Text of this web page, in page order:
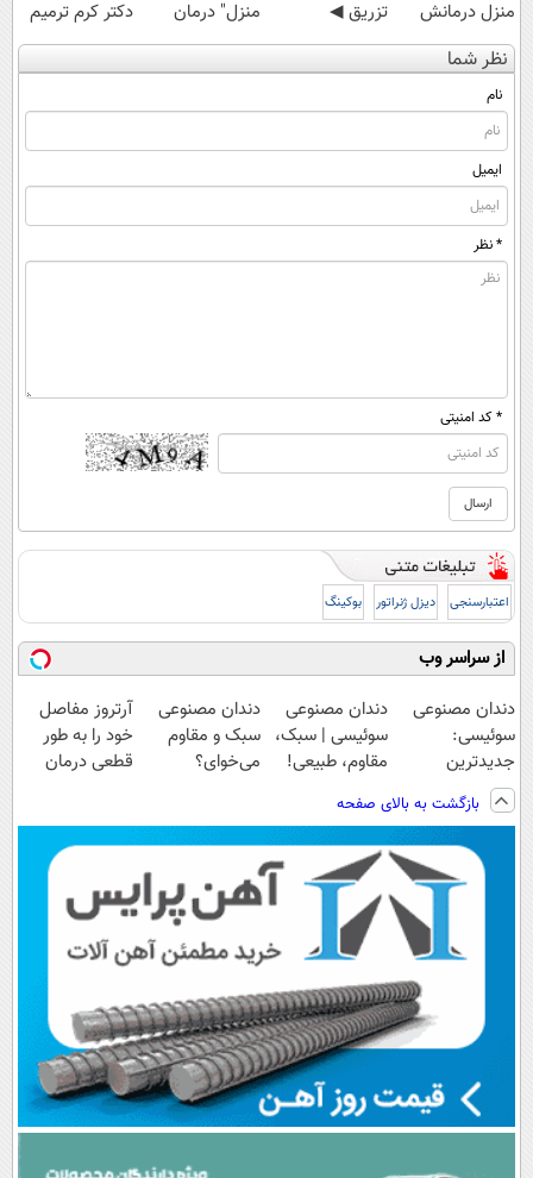
منزل درمانش
کن
(◀پرسش‌نامه)
تزریق ◀
پرسش‌نامه رو پر
کن ▶
منزل" درمان
کنی؟ (◂فیلم +
◂پرسش‌نامه)
دکتر کرم ترمیم
کننده 23 روزه
ساخت!
نظر شما
نام
ایمیل
* نظر
* کد امنیتی
اعتبارسنجی دیزل ژنراتور بوکینگ
از سراسر وب
دندان مصنوعی
سوئیسی:
جدیدترین
فناوری اروپا،
سبک و مقاوم |
پرداخت قسطی
دندان مصنوعی
سوئیسی | سبک،
مقاوم، طبیعی!
رایگان+پرداخت
اقساطی😍
دندان مصنوعی
سبک و مقاوم
می‌خوای؟
📍تهران
آرتروز مفاصل
خود را به طور
قطعی درمان
بازگشت به بالای صفحه